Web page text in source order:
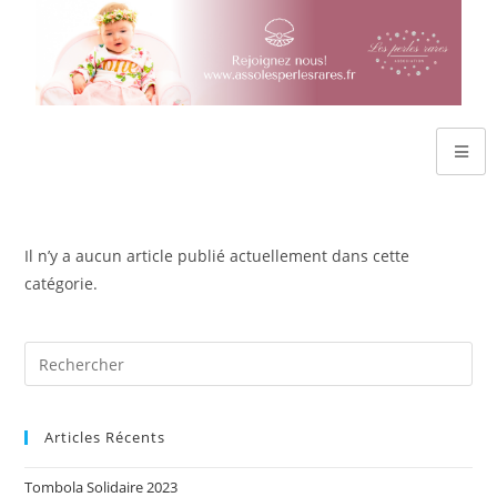
Il n’y a aucun article publié actuellement dans cette
catégorie.
Articles Récents
Tombola Solidaire 2023